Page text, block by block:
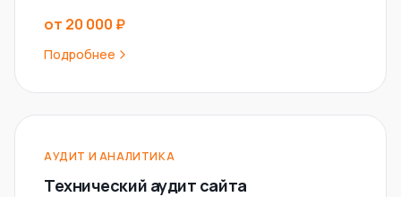
от 20 000 ₽
Подробнее
АУДИТ И АНАЛИТИКА
Технический аудит сайта